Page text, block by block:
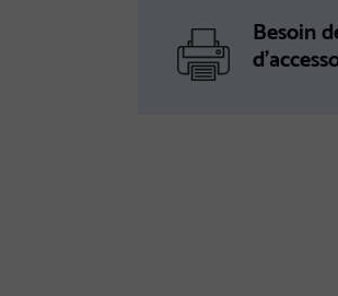
Besoin